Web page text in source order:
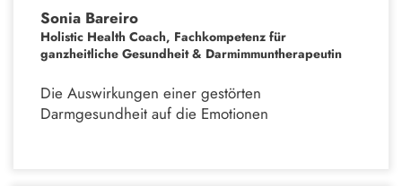
Sonia Bareiro
Holistic Health Coach, Fachkompetenz für
ganzheitliche Gesundheit & Darmimmuntherapeutin
Die Auswirkungen einer gestörten
Darmgesundheit auf die Emotionen